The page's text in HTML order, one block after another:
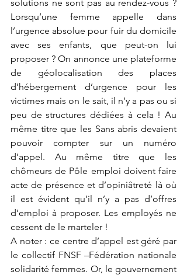
solutions ne sont pas au rendez-vous ?
Lorsqu’une femme appelle dans
l’urgence absolue pour fuir du domicile
avec ses enfants, que peut-on lui
proposer ? On annonce une plateforme
de géolocalisation des places
d’hébergement d’urgence pour les
victimes mais on le sait, il n’y a pas ou si
peu de structures dédiées à cela ! Au
même titre que les Sans abris devaient
pouvoir compter sur un numéro
d’appel. Au même titre que les
chômeurs de Pôle emploi doivent faire
acte de présence et d’opiniâtreté là où
il est évident qu’il n’y a pas d’offres
d’emploi à proposer. Les employés ne
cessent de le marteler !
A noter : ce centre d’appel est géré par
le collectif FNSF –Fédération nationale
solidarité femmes. Or, le gouvernement